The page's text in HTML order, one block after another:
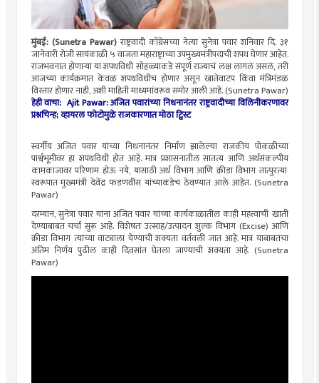
मुंबई:(SunetraPawar) राष्ट्रवादी काँग्रेसच्या नेत्या सुनेत्रा पवार शनिवार दि. ३१
जानेवारीरोजी सायंकाळी ५ वाजता महाराष्ट्राच्याउपमुख्यमंत्रीपदाचीशपथ घेणार आहेत.
राजभवनातहोणाऱ्याया शपथविधी सोहळ्याकडे संपूर्ण राज्याचं लक्ष लागलं असलं, तरी
आजच्या कार्यक्रमात केवळ शपथविधीच होणार असून खातेवाटपकिंवा मंत्रिमंडळ
विस्तार होणार नाही, अशी माहितीमाध्यमांवरूवसमोर आली आहे.(SunetraPawar)
हेही वाचा: Ajit Pawar: अजित पवारांच्या निधनानंतर राष्ट्रवादीच्या विलिनीकरणावर
प्रश्नचिन्ह; व्हायरल फोटोमुळे राजकारणात मोठा ट्विस्ट
स्वर्गीय अजित पवार यांच्या निधनानंतर निर्माण झालेल्या राजकीय पोकळीच्या
पार्श्वभूमीवर हा शपथविधी होत आहे. मात्र प्रशासनातील सातत्य आणि अर्थसंकल्पीय
कामकाजावर परिणाम होऊ नये, यासाठी अर्थ विभागआणि क्रीडा विभाग तात्पुरत्या
स्वरूपातमुख्यमंत्रीदेवेंद्र फडणवीसयांच्याकडेच ठेवण्यात आले आहेत. (Sunetra
Pawar)
दरम्यान, सुनेत्रा पवार यांना अजित पवार यांच्या कार्यकाळातील काही महत्त्वाची खाती
देण्याबाबत चर्चा सुरू आहे. विशेषतः उत्साह/उत्पादन शुल्क विभाग (Excise) आणि
क्रीडा विभाग त्यांच्या वाट्याला येण्याची शक्यता वर्तवली जात आहे. मात्र याबाबतचा
अंतिम निर्णयपुढीलकाही दिवसांत घेतला जाण्याची शक्यता आहे.(Sunetra
Pawar)